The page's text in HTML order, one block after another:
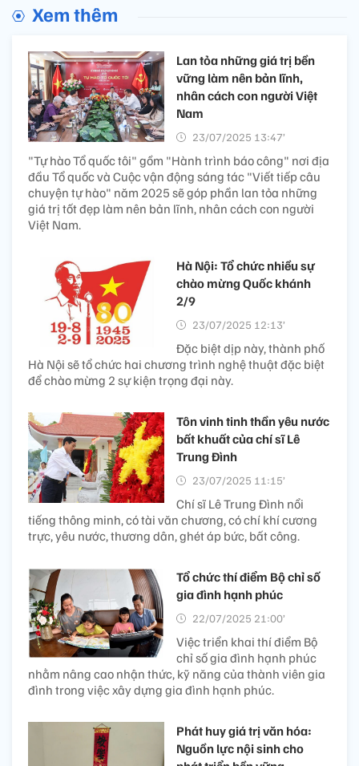
Xem thêm
Lan tỏa những giá trị bền
vững làm nên bản lĩnh,
nhân cách con người Việt
Nam
23/07/2025 13:47’
"Tự hào Tổ quốc tôi" gồm "Hành trình báo công" nơi địa
đầu Tổ quốc và Cuộc vận động sáng tác "Viết tiếp câu
chuyện tự hào" năm 2025 sẽ góp phần lan tỏa những
giá trị tốt đẹp làm nên bản lĩnh, nhân cách con người
Việt Nam.
Hà Nội: Tổ chức nhiều sự
chào mừng Quốc khánh
2/9
23/07/2025 12:13’
Đặc biệt dịp này, thành phố
Hà Nội sẽ tổ chức hai chương trình nghệ thuật đặc biệt
để chào mừng 2 sự kiện trọng đại này.
Tôn vinh tinh thần yêu nước
bất khuất của chí sĩ Lê
Trung Đình
23/07/2025 11:15’
Chí sĩ Lê Trung Đình nổi
tiếng thông minh, có tài văn chương, có chí khí cương
trực, yêu nước, thương dân, ghét áp bức, bất công.
Tổ chức thí điểm Bộ chỉ số
gia đình hạnh phúc
22/07/2025 21:00’
Việc triển khai thí điểm Bộ
chỉ số gia đình hạnh phúc
nhằm nâng cao nhận thức, kỹ năng của thành viên gia
đình trong việc xây dựng gia đình hạnh phúc.
Phát huy giá trị văn hóa:
Nguồn lực nội sinh cho